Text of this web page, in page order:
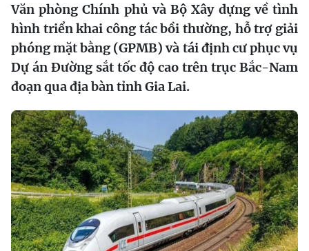
Văn phòng Chính phủ và Bộ Xây dựng về tình
hình triển khai công tác bồi thường, hỗ trợ giải
phóng mặt bằng (GPMB) và tái định cư phục vụ
Dự án Đường sắt tốc độ cao trên trục Bắc-Nam
đoạn qua địa bàn tỉnh Gia Lai.